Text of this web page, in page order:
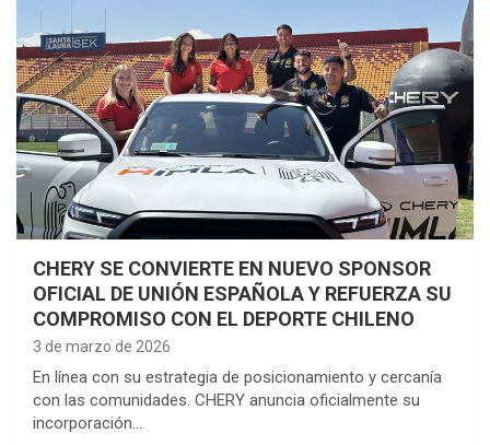
CHERY SE CONVIERTE EN NUEVO SPONSOR
OFICIAL DE UNIÓN ESPAÑOLA Y REFUERZA SU
COMPROMISO CON EL DEPORTE CHILENO
3 de marzo de 2026
En línea con su estrategia de posicionamiento y cercanía
con las comunidades. CHERY anuncia oficialmente su
incorporación…